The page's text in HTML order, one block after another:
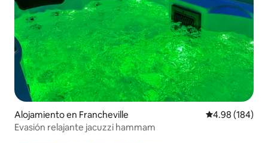
Alojamiento en Francheville Calificación
4.98 (184)
Evasión relajante jacuzzi hammam